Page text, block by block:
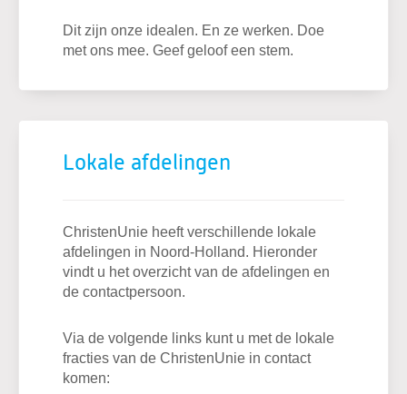
Dit zijn onze idealen. En ze werken. Doe
met ons mee. Geef geloof een stem.
Lokale afdelingen
ChristenUnie heeft verschillende lokale
afdelingen in Noord-Holland. Hieronder
vindt u het overzicht van de afdelingen en
de contactpersoon.
Via de volgende links kunt u met de lokale
fracties van de ChristenUnie in contact
komen: